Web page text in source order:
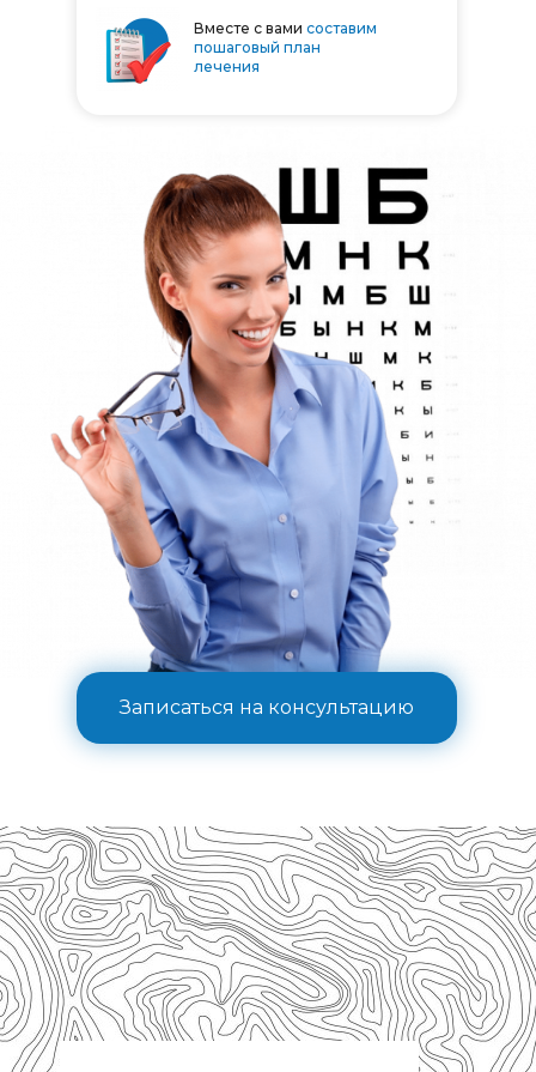
Вместе с вами составим
пошаговый план
лечения
Записаться на консультацию